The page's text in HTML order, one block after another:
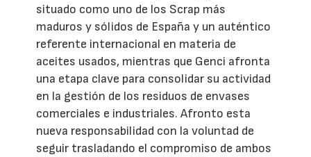
situado como uno de los Scrap más
maduros y sólidos de España y un auténtico
referente internacional en materia de
aceites usados, mientras que Genci afronta
una etapa clave para consolidar su actividad
en la gestión de los residuos de envases
comerciales e industriales. Afronto esta
nueva responsabilidad con la voluntad de
seguir trasladando el compromiso de ambos